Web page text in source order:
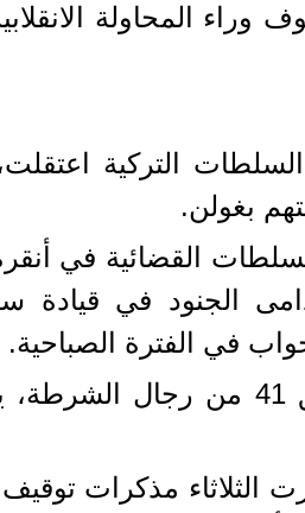
وراء المحاولة
التركية
بغولن.
القضائية في
بحق 87 من قدامى الجنود في
كما صدرت مذكرات توقيف بحق 41 من
الثلاثاء مذكرات